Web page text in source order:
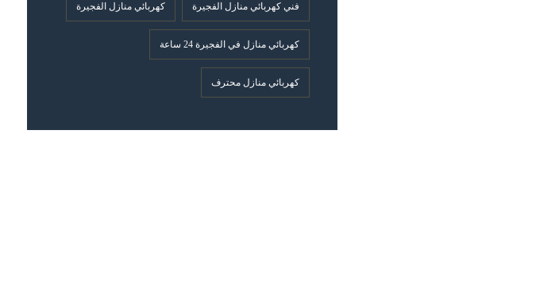
فني كهربائي منازل الفجيرة كهربائي منازل الفجيرة
كهربائي منازل في الفجيرة 24 ساعة
كهربائي منازل محترف